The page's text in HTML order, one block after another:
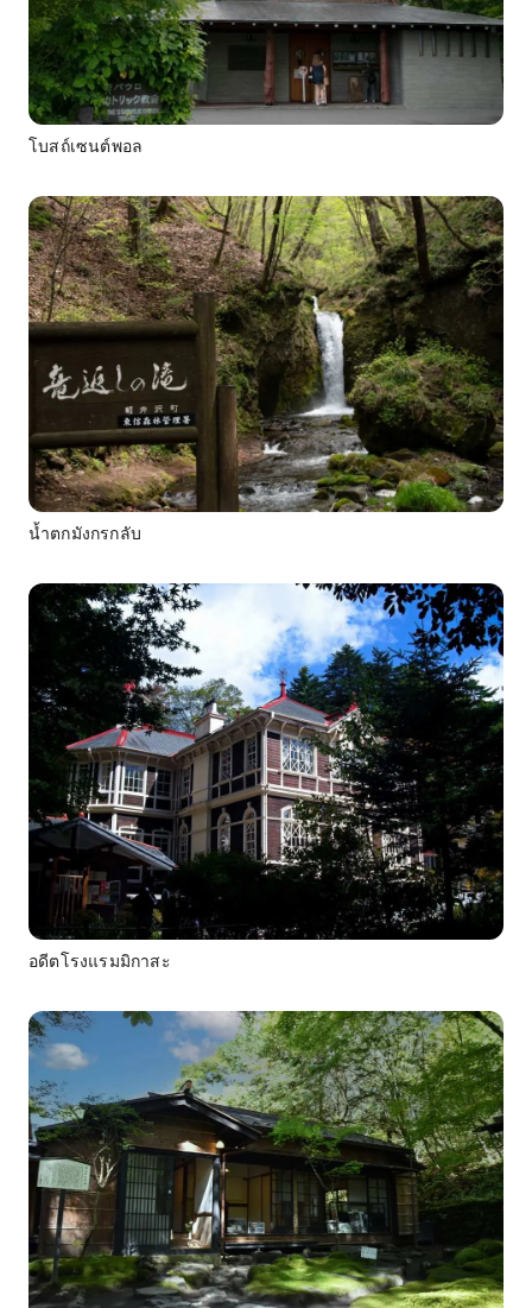
โบสถ์เซนต์พอล
น้ำตกมังกรกลับ
อดีตโรงแรมมิกาสะ